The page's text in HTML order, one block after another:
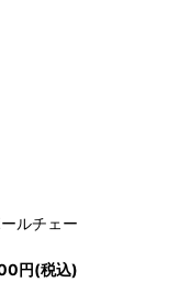
ルチェー
円(税込)